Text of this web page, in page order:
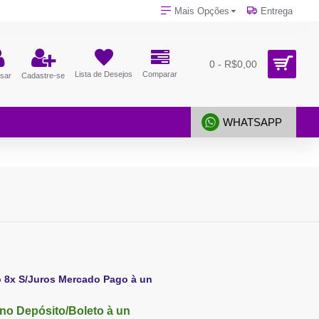
Mais Opções Entrega
Cadastre-se Lista de Desejos Comparar
0 - R$0,00
WHATSAPP
8x S/Juros Mercado Pago à un
no Depósito/Boleto à un